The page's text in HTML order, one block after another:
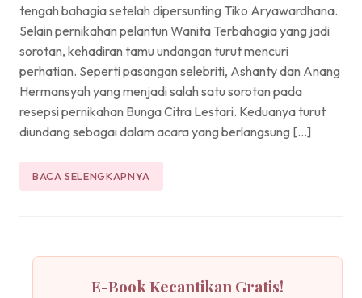
tengah bahagia setelah dipersunting Tiko Aryawardhana.
Selain pernikahan pelantun Wanita Terbahagia yang jadi
sorotan, kehadiran tamu undangan turut mencuri
perhatian. Seperti pasangan selebriti, Ashanty dan Anang
Hermansyah yang menjadi salah satu sorotan pada
resepsi pernikahan Bunga Citra Lestari. Keduanya turut
diundang sebagai dalam acara yang berlangsung […]
BACA SELENGKAPNYA
E-Book Kecantikan Gratis!